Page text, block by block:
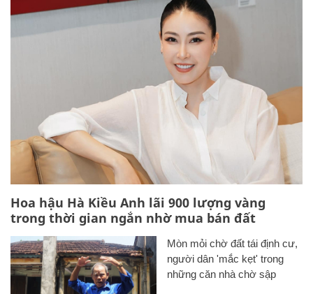
Hoa hậu Hà Kiều Anh lãi 900 lượng vàng
trong thời gian ngắn nhờ mua bán đất
Mòn mỏi chờ đất tái định cư,
người dân 'mắc kẹt' trong
những căn nhà chờ sập